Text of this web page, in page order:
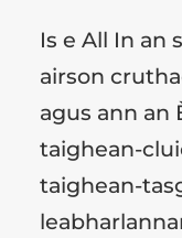
Is e All In an
airson
agus ann an
taighean-
taighean-